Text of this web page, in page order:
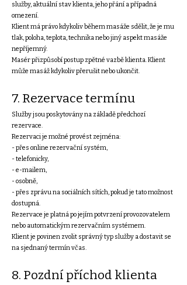
služby, aktuální stav klienta, jeho přání a případná
omezení.
Klient má právo kdykoliv během masáže sdělit, že je mu
tlak, poloha, teplota, technika nebo jiný aspekt masáže
nepříjemný.
Masér přizpůsobí postup zpětné vazbě klienta. Klient
může masáž kdykoliv přerušit nebo ukončit.
7. Rezervace termínu
Služby jsou poskytovány na základě předchozí
rezervace.
Rezervaci je možné provést zejména:
- přes online rezervační systém,
- telefonicky,
- e-mailem,
- osobně,
- přes zprávu na sociálních sítích, pokud je tato možnost
dostupná.
Rezervace je platná po jejím potvrzení provozovatelem
nebo automatickým rezervačním systémem.
Klient je povinen zvolit správný typ služby a dostavit se
na sjednaný termín včas.
8. Pozdní příchod klienta